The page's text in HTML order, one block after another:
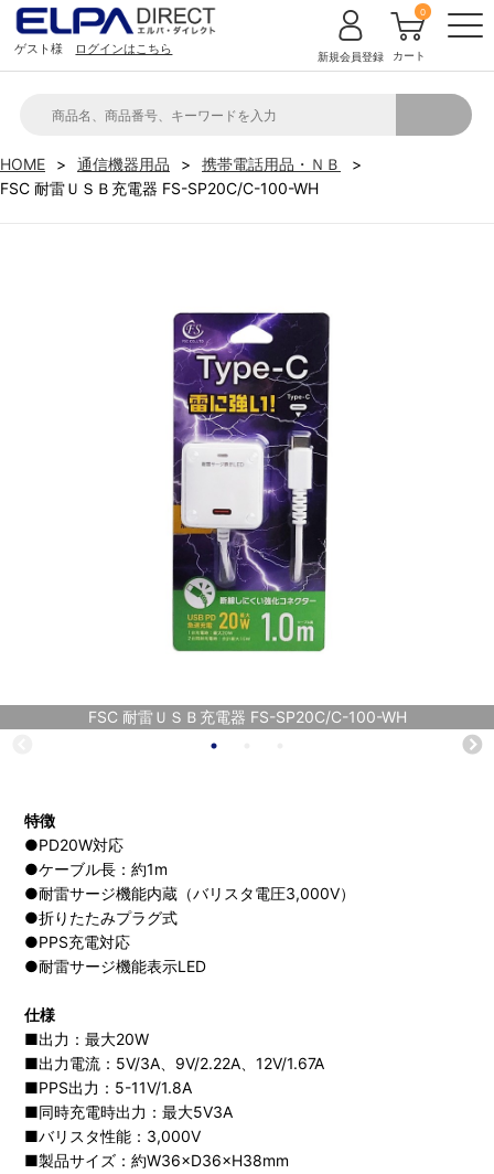
ゲスト様 ログインはこちら 新規会員登録 カート
0
HOME 通信機器用品
携帯電話用品・ＮＢ
FSC 耐雷ＵＳＢ充電器 FS-SP20C/C-100-WH
FSC 耐雷ＵＳＢ充電器 FS-SP20C/C-100-WH
特徴
●PD20W対応
●ケーブル長：約1m
●耐雷サージ機能内蔵（バリスタ電圧3,000V）
●折りたたみプラグ式
●PPS充電対応
●耐雷サージ機能表示LED
仕様
■出力：最大20W
■出力電流：5V/3A、9V/2.22A、12V/1.67A
■PPS出力：5-11V/1.8A
■同時充電時出力：最大5V3A
■バリスタ性能：3,000V
■製品サイズ：約W36×D36×H38mm